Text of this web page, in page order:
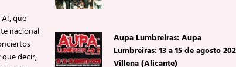
que
nacional
que decir,
Aupa Lumbreiras: Aupa
Lumbreiras: 13 a 15 de agosto
Villena (Alicante)